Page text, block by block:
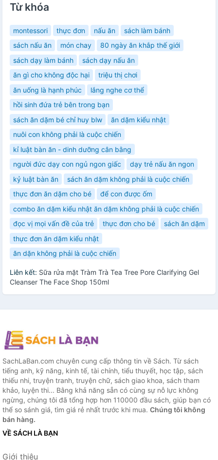
Từ khóa
montessori thực đơn nấu ăn
sách làm bánh
sách nấu ăn
món chay
80 ngày ăn khắp thế giới
sách dạy làm bánh
sách dạy nấu ăn
ăn gì cho không độc hại
triệu thị chơi
ăn uống là hạnh phúc
lắng nghe cơ thể
hồi sinh đứa trẻ bên trong bạn
sách ăn dặm bé chỉ huy blw
ăn dặm kiểu nhật
nuôi con không phải là cuộc chiến
kỉ luật bàn ăn - dinh dưỡng cân bằng
người đức dạy con ngủ ngon giấc
dạy trẻ nấu ăn ngon
kỷ luật bàn ăn
sách ăn dặm không phải là cuộc chiến
thực đơn ăn dặm cho bé
để con được ốm
combo ăn dặm kiểu nhật ăn dặm không phải là cuộc chiến
đọc vị mọi vấn đề của trẻ
thực đơn cho bé
sách ăn dặm
thực đơn ăn dặm kiểu nhật
ăn dặn không phải là cuộc chiến
Liên kết: Sữa rửa mặt Tràm Trà Tea Tree Pore Clarifying Gel
Cleanser The Face Shop 150ml
SachLaBan.com chuyên cung cấp thông tin về Sách. Từ sách
tiếng anh, kỹ năng, kinh tế, tài chính, tiểu thuyết, học tập, sách
thiếu nhi, truyện tranh, truyện chữ, sách giao khoa, sách tham
khảo, luyện thi... Bằng khả năng sẵn có cùng sự nỗ lực không
ngừng, chúng tôi đã tổng hợp hơn 110000 đầu sách, giúp bạn có
thể so sánh giá, tìm giá rẻ nhất trước khi mua. Chúng tôi không
bán hàng.
VỀ SÁCH LÀ BẠN
Giới thiệu